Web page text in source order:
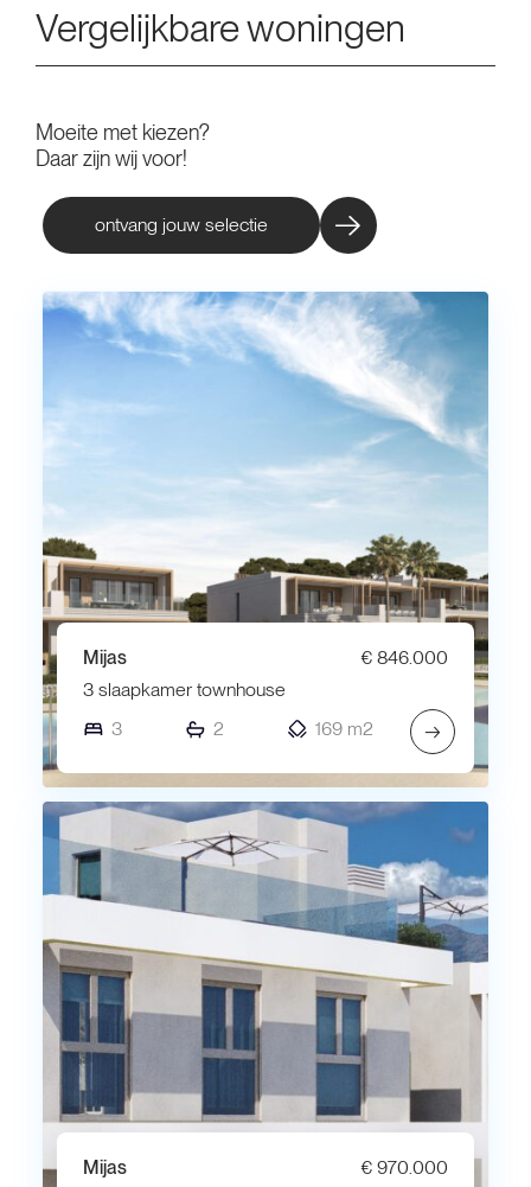
Vergelijkbare woningen
Moeite met kiezen?
Daar zijn wij voor!
ontvang jouw selectie
Mijas
€ 846.000
3 slaapkamer townhouse
3
2 169 m2 →
Mijas
€ 970.000